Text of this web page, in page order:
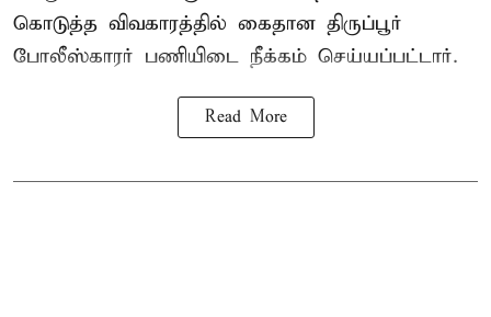
கொடுத்த விவகாரத்தில் கைதான திருப்பூர்
போலீஸ்காரர் பணியிடை நீக்கம் செய்யப்பட்டார்.
Read More